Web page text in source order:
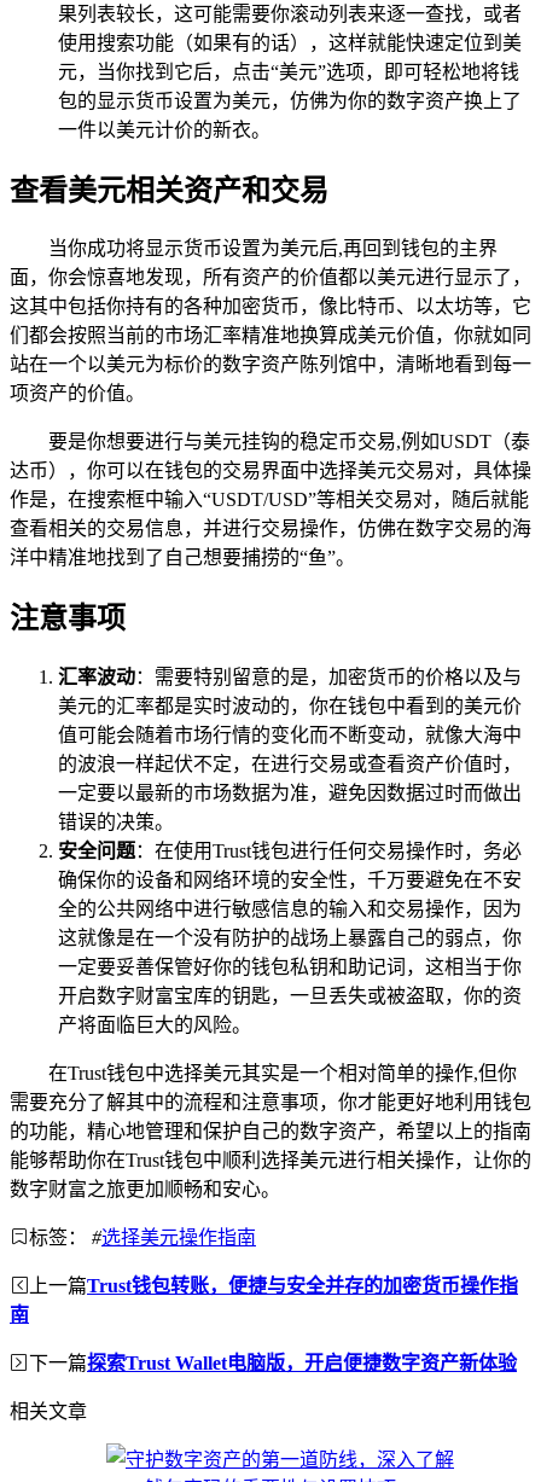
果列表较长，这可能需要你滚动列表来逐一查找，或者
使用搜索功能（如果有的话），这样就能快速定位到美
元，当你找到它后，点击“美元”选项，即可轻松地将钱
包的显示货币设置为美元，仿佛为你的数字资产换上了
一件以美元计价的新衣。
查看美元相关资产和交易
当你成功将显示货币设置为美元后,再回到钱包的主界
面，你会惊喜地发现，所有资产的价值都以美元进行显示了，
这其中包括你持有的各种加密货币，像比特币、以太坊等，它
们都会按照当前的市场汇率精准地换算成美元价值，你就如同
站在一个以美元为标价的数字资产陈列馆中，清晰地看到每一
项资产的价值。
要是你想要进行与美元挂钩的稳定币交易,例如USDT（泰
达币），你可以在钱包的交易界面中选择美元交易对，具体操
作是，在搜索框中输入“USDT/USD”等相关交易对，随后就能
查看相关的交易信息，并进行交易操作，仿佛在数字交易的海
洋中精准地找到了自己想要捕捞的“鱼”。
注意事项
汇率波动：需要特别留意的是，加密货币的价格以及与
美元的汇率都是实时波动的，你在钱包中看到的美元价
值可能会随着市场行情的变化而不断变动，就像大海中
的波浪一样起伏不定，在进行交易或查看资产价值时，
一定要以最新的市场数据为准，避免因数据过时而做出
错误的决策。
安全问题：在使用Trust钱包进行任何交易操作时，务必
确保你的设备和网络环境的安全性，千万要避免在不安
全的公共网络中进行敏感信息的输入和交易操作，因为
这就像是在一个没有防护的战场上暴露自己的弱点，你
一定要妥善保管好你的钱包私钥和助记词，这相当于你
开启数字财富宝库的钥匙，一旦丢失或被盗取，你的资
产将面临巨大的风险。
在Trust钱包中选择美元其实是一个相对简单的操作,但你
需要充分了解其中的流程和注意事项，你才能更好地利用钱包
的功能，精心地管理和保护自己的数字资产，希望以上的指南
能够帮助你在Trust钱包中顺利选择美元进行相关操作，让你的
数字财富之旅更加顺畅和安心。
标签： #选择美元操作指南
上一篇Trust钱包转账，便捷与安全并存的加密货币操作指
南
下一篇探索Trust Wallet电脑版，开启便捷数字资产新体验
相关文章